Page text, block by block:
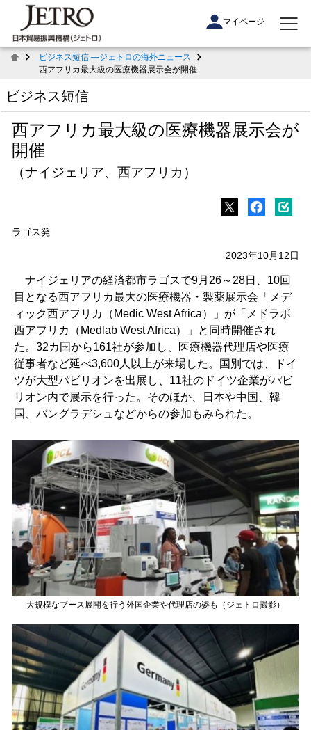
マイページ
ビジネス短信 ―ジェトロの海外ニュース
西アフリカ最大級の医療機器展示会が開催
ビジネス短信
西アフリカ最大級の医療機器展示会が
開催
（ナイジェリア、西アフリカ）
ラゴス発
2023年10月12日
ナイジェリアの経済都市ラゴスで9月 26～ 28日、 10回
目となる西アフリカ最大の医療機器・製薬展示会「メデ
ィック西アフリカ（ Medic West Africa）」が「メドラボ
西アフリカ（ Medlab West Africa）」と同時開催され
た。 32カ国から161社が参加し、医療機器代理店や医療
従事者など延べ3,600人以上が来場した。国別では、ドイ
ツが大型パビリオンを出展し、 11社のドイツ企業がパビ
リオン内で展示を行った。そのほか、日本や中国、韓
国、バングラデシュなどからの参加もみられた。
大規模なブース展開を行う外国企業や代理店の姿も（ジェトロ撮影）